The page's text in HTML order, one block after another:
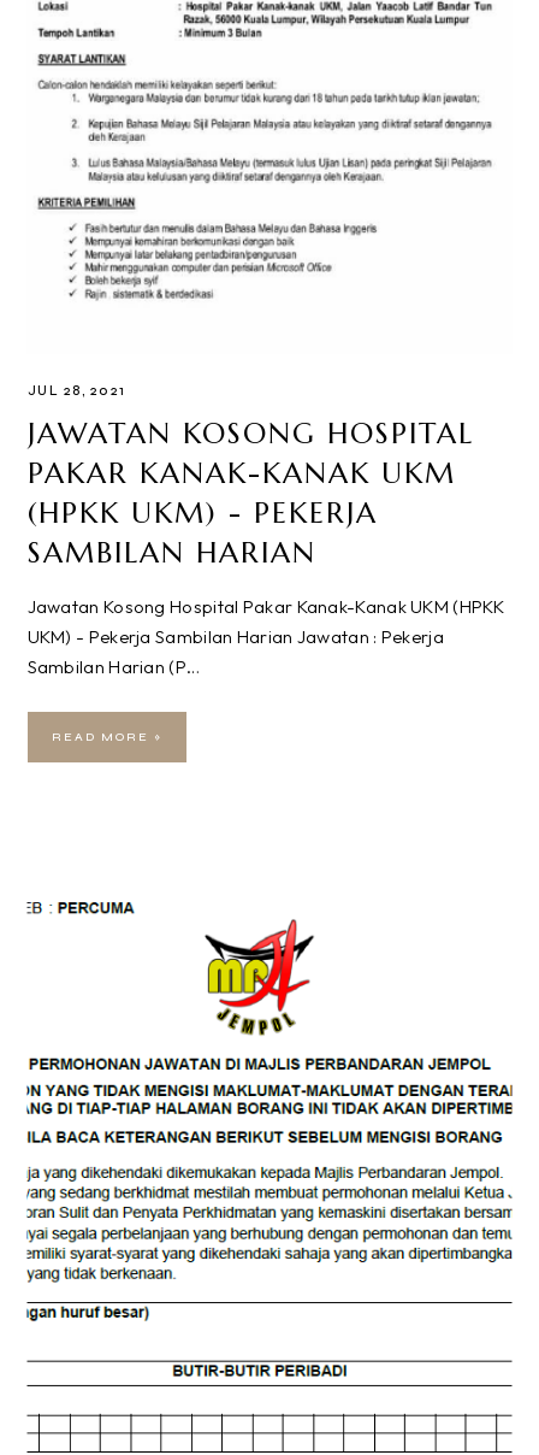
JUL 28, 2021
JAWATAN KOSONG HOSPITAL
PAKAR KANAK-KANAK UKM
(HPKK UKM) - PEKERJA
SAMBILAN HARIAN
Jawatan Kosong Hospital Pakar Kanak-Kanak UKM (HPKK
UKM) - Pekerja Sambilan Harian Jawatan : Pekerja
Sambilan Harian (P…
READ MORE »